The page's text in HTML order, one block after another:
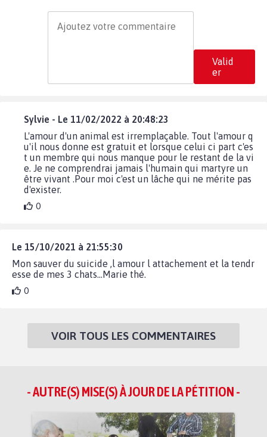
Valid
er
Sylvie - Le 11/02/2022 à 20:48:23
L'amour d'un animal est irremplaçable. Tout l'amour q
u'il nous donne est gratuit et lorsque celui ci part c'es
t un membre qui nous manque pour le restant de la vi
e. Je ne comprendrai jamais l'humain qui martyre un
être vivant .Pour moi c'est un lâche qui ne mérite pas
d'exister.
0
Le 15/10/2021 à 21:55:30
Mon sauver du suicide ,l amour l attachement et la tendr
esse de mes 3 chats...Marie thé.
0
VOIR TOUS LES COMMENTAIRES
- AUTRE(S) MISE(S) À JOUR DE LA PÉTITION -